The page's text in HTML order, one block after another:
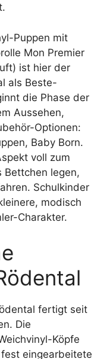
Puppen mit
Mon Premier
ist hier der
als Beste-
die Phase der
Aussehen,
Optionen:
Baby Born.
voll zum
Bettchen legen,
Schulkinder
modisch
Charakter.
fertigt seit
Die
Köpfe
eingearbeitete